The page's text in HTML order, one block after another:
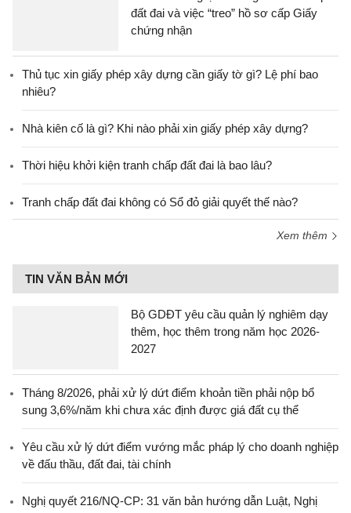
đất đai và việc “treo” hồ sơ cấp Giấy
chứng nhận
Thủ tục xin giấy phép xây dựng cần giấy tờ gì? Lệ phí bao
nhiêu?
Nhà kiên cố là gì? Khi nào phải xin giấy phép xây dựng?
Thời hiệu khởi kiện tranh chấp đất đai là bao lâu?
Tranh chấp đất đai không có Sổ đỏ giải quyết thế nào?
Xem thêm
TIN VĂN BẢN MỚI
Bộ GDĐT yêu cầu quản lý nghiêm dạy
thêm, học thêm trong năm học 2026-
2027
Tháng 8/2026, phải xử lý dứt điểm khoản tiền phải nộp bổ
sung 3,6%/năm khi chưa xác định được giá đất cụ thể
Yêu cầu xử lý dứt điểm vướng mắc pháp lý cho doanh nghiệp
về đấu thầu, đất đai, tài chính
Nghị quyết 216/NQ-CP: 31 văn bản hướng dẫn Luật, Nghị